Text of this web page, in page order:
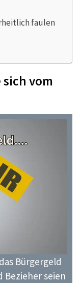
faulen
vom
Bürgergeld
Bezieher seien